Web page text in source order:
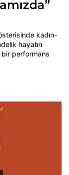
kadın-
hayatın
bir performans